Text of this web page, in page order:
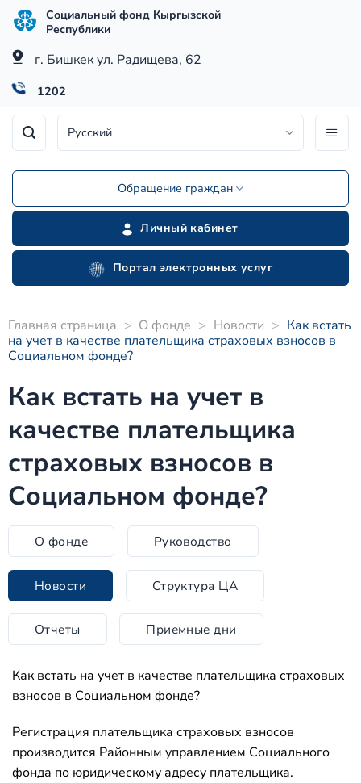
Skip
content
Социальный фонд Кыргызской
Республики
г. Бишкек ул. Радищева, 62
1202
Русский
Обращение граждан
Личный кабинет
Портал электронных услуг
Главная страница > О фонде > Новости > Как встать
на учет в качестве плательщика страховых взносов в
Социальном фонде?
Как встать на учет в
качестве плательщика
страховых взносов в
Социальном фонде?
О фонде Руководство
Новости Структура ЦА
Отчеты Приемные дни
Как встать на учет в качестве плательщика страховых
взносов в Социальном фонде?
Регистрация плательщика страховых взносов
производится Районным управлением Социального
фонда по юридическому адресу плательщика.